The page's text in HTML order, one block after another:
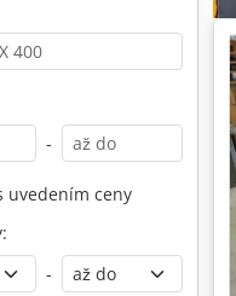
-
uvedením ceny
-